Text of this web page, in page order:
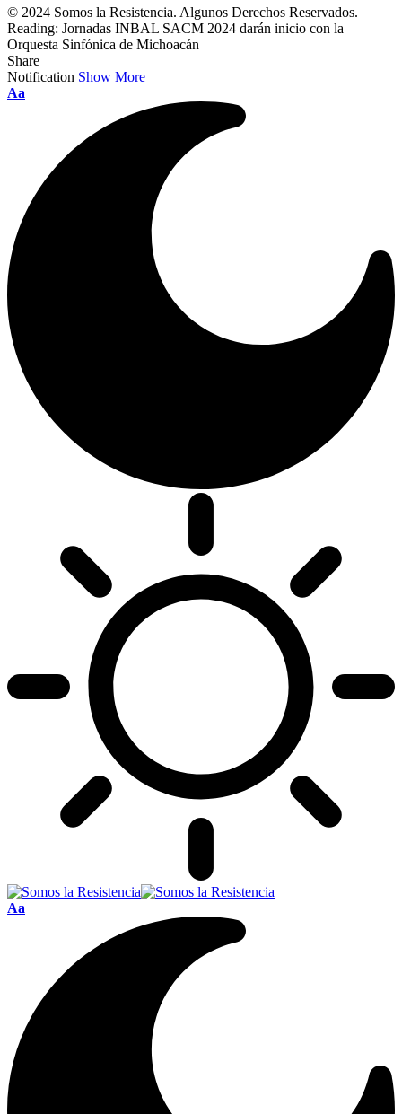
© 2024 Somos la Resistencia. Algunos Derechos Reservados.
Reading: Jornadas INBAL SACM 2024 darán inicio con la
Orquesta Sinfónica de Michoacán
Share
Notification Show More
Font
Aa
Font
Aa